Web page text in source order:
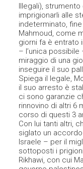
Illegali),
imprigionarli alle
indeterminato,
Mahmoud, come
giorni fa è entrato
– l’unica
miraggio di una
inseguire il suo
Spiega il legale,
il suo arresto è
ci sono garanzie
rinnovino di altri 6
corso di questi 3
Con lui tanti altri,
siglato un
Israele – per il
sottoposti i
Rikhawi, con cui